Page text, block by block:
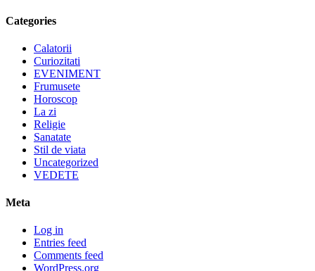
Categories
Calatorii
Curiozitati
EVENIMENT
Frumusete
Horoscop
La zi
Religie
Sanatate
Stil de viata
Uncategorized
VEDETE
Meta
Log in
Entries feed
Comments feed
WordPress.org